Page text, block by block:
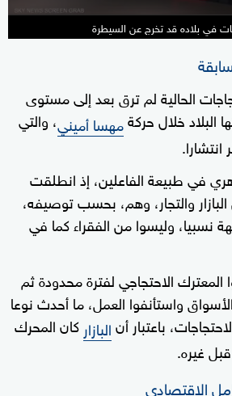
في بلاده قد تخرج عن السيطرة
الحالية لم ترق بعد إلى مستوى
البلاد خلال حركةمهسا أميني، والتي
في طبيعة الفاعلين، إذ انطلقت
البازار والتجار، وهم، بحسب توصيفه،
نسبيا، وليسوا من الفقراء كما في
الاحتجاجي لفترة محدودة ثم
واستأنفوا العمل، ما أحدث نوعا
باعتبار أنالبازار كان المحرك
غيره.
الاقتصادي